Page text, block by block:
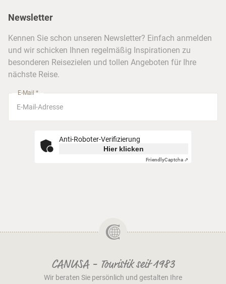
FAQ
Barrierefreiheitserklärung
Hotels & Unterkünfte
Kreuzfahrten
Busreisen
Frankfurt
Stuttgart
Newsletter
Kennen Sie schon unseren Newsletter? Einfach anmelden
und wir schicken Ihnen regelmäßig Inspirationen zu
besonderen Reisezielen und tollen Angeboten für Ihre
nächste Reise.
E-Mail *
Anti-Roboter-Verifizierung
Hier klicken
FriendlyCaptcha ⇗
CANUSA - Touristik seit 1983
Wir beraten Sie persönlich und gestalten Ihre